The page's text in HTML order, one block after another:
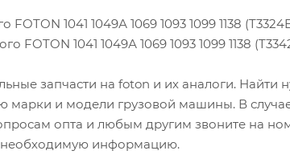
1041 1049А 1069 1093 1099 1138
FOTON 1041 1049А 1069 1093 1099 1138
запчасти на foton и их аналоги.
марки и модели грузовой машины. В
опта и любым другим звоните на
информацию.